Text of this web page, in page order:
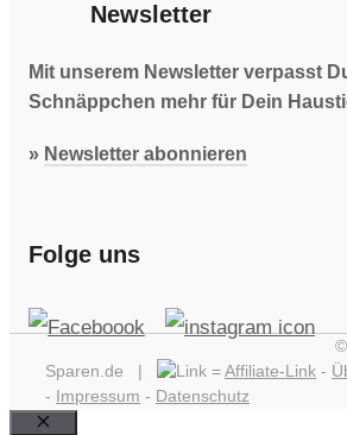
Newsletter
Mit unserem Newsletter verpasst
Schnäppchen mehr für Dein
» Newsletter abonnieren
Folge uns
Sparen.de |
=Affiliate-Link -
- Impressum - Datenschutz